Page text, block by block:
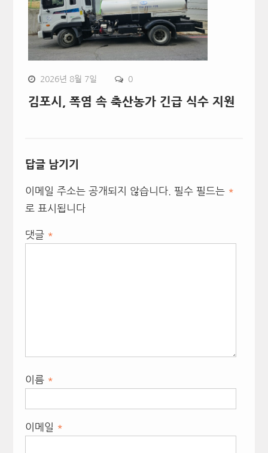
2026년 8월 7일 0
김포시, 폭염 속 축산농가 긴급 식수 지원
답글 남기기
이메일 주소는 공개되지 않습니다. 필수 필드는 *
로 표시됩니다
댓글 *
이름 *
이메일 *